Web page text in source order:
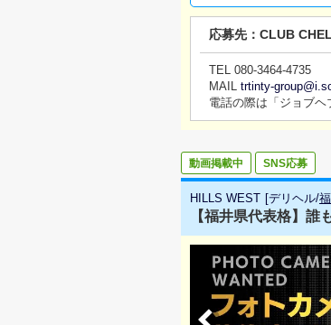
応募先： CLUB
TEL 080-3464-4735
MAIL trtinty-
電話の際は「ジョブヘ
動画掲載中 SNS応募
HILLS WEST [デリヘル/
【福井県代表格】